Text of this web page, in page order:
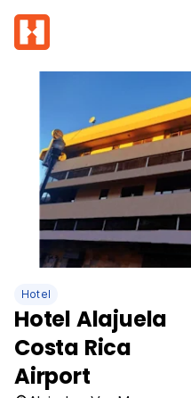
Hotel
Hotel Alajuela
Costa Rica
Airport